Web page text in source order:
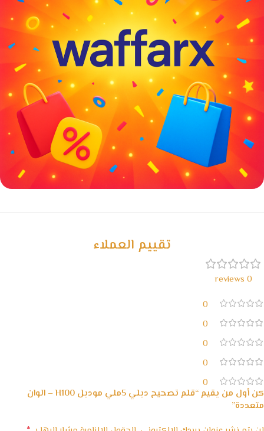
خصومات كبيرة
تقييم العملاء
0 reviews
0
0
0
0
0
كن أول من يقيم “قلم تصحيح ديلي 5ملي موديل H100 – الوان
متعددة”